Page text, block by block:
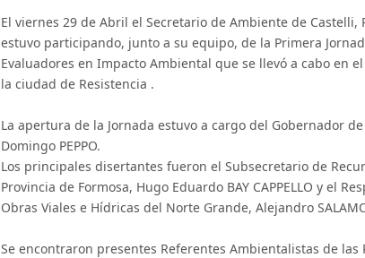
El viernes 29 de Abril el Secretario de Ambiente de Castelli,
estuvo participando, junto a su equipo, de la Primera
Evaluadores en Impacto Ambiental que se llevó a cabo en
la ciudad de Resistencia .
La apertura de la Jornada estuvo a cargo del Gobernador
Domingo PEPPO.
Los principales disertantes fueron el Subsecretario de
Provincia de Formosa, Hugo Eduardo BAY CAPPELLO y el
Obras Viales e Hídricas del Norte Grande, Alejandro
Se encontraron presentes Referentes Ambientalistas de las